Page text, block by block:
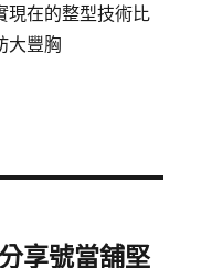
現在的整型技術比
大豐胸
享號當舖堅